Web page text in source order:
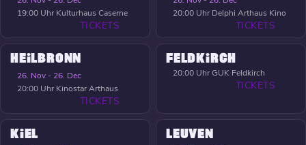
19:00 Uhr Kulturhaus Caserne
TICKETS
20:00 Uhr Delphi Arthaus Kino
TICKETS
HEILBRONN
26. Nov - 26. Dec
20:00 Uhr Kinostar Arthaus
TICKETS
FELDKIRCH
20:00 UhrGUK Feldkirch
TICKETS
KIEL LEUVEN